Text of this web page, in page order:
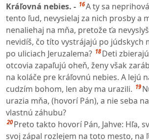
Kráľovná nebies. - 16A ty sa
tento ľud, nevysielaj za nich prosby a
nenaliehaj na mňa, pretože ťa
nevidíš, čo títo vystrájajú po júdskych
po uliciach Jeruzalema? 18 Deti
otcovia zapaľujú oheň, ženy však
na koláče pre kráľovnú nebies. A lejú
cudzím bohom, len aby ma urazili. 19
urazia mňa, (hovorí Pán), a nie seba
vlastnú záhubu?
20 Preto takto hovorí Pán, Jahve: Hľa,
svoj zápal rozlejem na toto mesto, na